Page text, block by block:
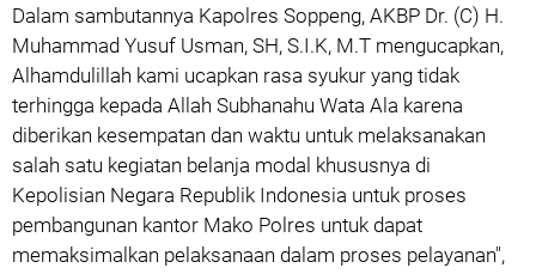
Dalam sambutannya Kapolres Soppeng, AKBP Dr. (C) H.
Muhammad Yusuf Usman, SH, S.I.K, M.T mengucapkan,
Alhamdulillah kami ucapkan rasa syukur yang tidak
terhingga kepada Allah Subhanahu Wata Ala karena
diberikan kesempatan dan waktu untuk melaksanakan
salah satu kegiatan belanja modal khususnya di
Kepolisian Negara Republik Indonesia untuk proses
pembangunan kantor Mako Polres untuk dapat
memaksimalkan pelaksanaan dalam proses pelayanan",